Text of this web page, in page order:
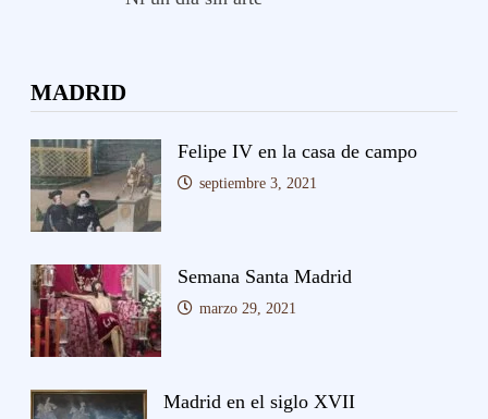
MADRID
Felipe IV en la casa de campo
septiembre 3, 2021
Semana Santa Madrid
marzo 29, 2021
Madrid en el siglo XVII